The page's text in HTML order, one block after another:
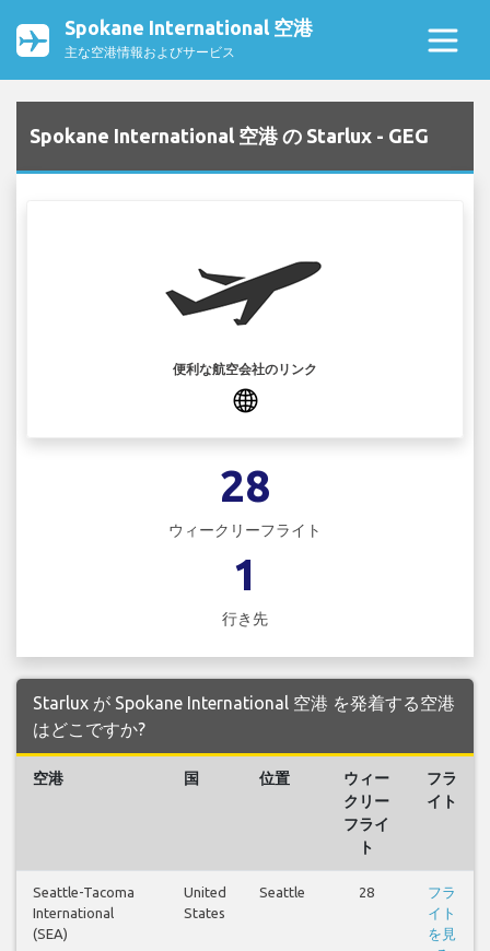
Spokane International 空港
主な空港情報およびサービス
Spokane International 空港 の Starlux - GEG
便利な航空会社のリンク
28
ウィークリーフライト
1
行き先
Starlux が Spokane International 空港 を発着する空港
はどこですか?
空港 国 位置
ウィー
クリー
フライ
ト
フラ
イト
Seattle-Tacoma
International
(SEA)
United
States
Seattle 28
フラ
イト
を見